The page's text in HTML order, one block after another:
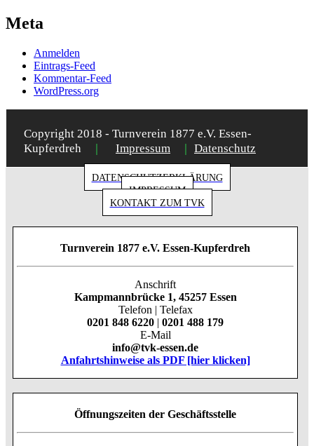
Meta
Anmelden
Eintrags-Feed
Kommentar-Feed
WordPress.org
Copyright 2018 - Turnverein 1877 e.V. Essen-
Kupferdreh
| Impressum | Datenschutz
DATENSCHUTZERKLÄRUNG
IMPRESSUM
KONTAKT ZUM TVK
Turnverein 1877 e.V. Essen-Kupferdreh
Anschrift
Kampmannbrücke 1, 45257 Essen
Telefon | Telefax
0201 848 6220 | 0201 488 179
E-Mail
info@tvk-essen.de
Anfahrtshinweise als PDF [hier klicken]
Öffnungszeiten der Geschäftsstelle